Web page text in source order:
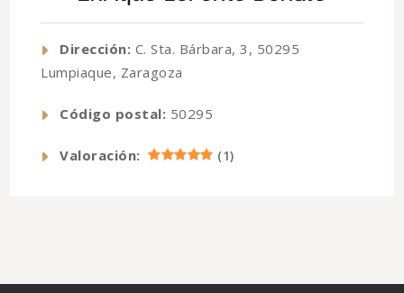
Dirección: C. Sta. Bárbara, 3, 50295
Lumpiaque, Zaragoza
Código postal: 50295
Valoración: (1)